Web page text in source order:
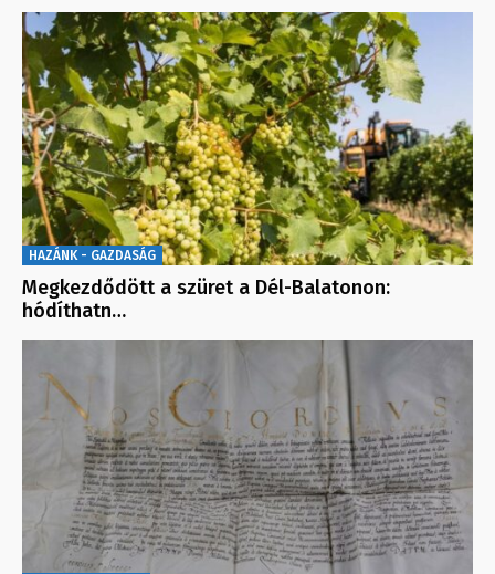
HAZÁNK - GAZDASÁG
Megkezdődött a szüret a Dél-Balatonon:
hódíthatn…